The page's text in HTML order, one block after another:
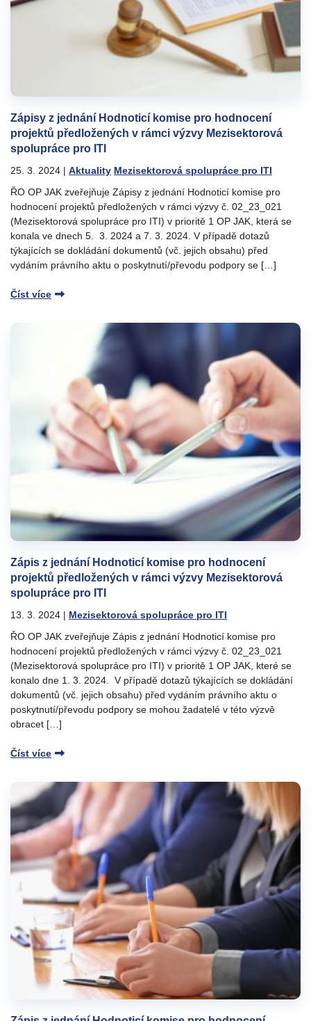
Zápisy z jednání Hodnoticí komise pro hodnocení
projektů předložených v rámci výzvy Mezisektorová
spolupráce pro ITI
25. 3. 2024 | Aktuality Mezisektorová spolupráce pro ITI
ŘO OP JAK zveřejňuje Zápisy z jednání Hodnoticí komise pro
hodnocení projektů předložených v rámci výzvy č. 02_23_021
(Mezisektorová spolupráce pro ITI) v prioritě 1 OP JAK, která se
konala ve dnech 5. 3. 2024 a 7. 3. 2024. V případě dotazů
týkajících se dokládání dokumentů (vč. jejich obsahu) před
vydáním právního aktu o poskytnutí/převodu podpory se […]
Číst více
Zápis z jednání Hodnoticí komise pro hodnocení
projektů předložených v rámci výzvy Mezisektorová
spolupráce pro ITI
13. 3. 2024 | Mezisektorová spolupráce pro ITI
ŘO OP JAK zveřejňuje Zápis z jednání Hodnoticí komise pro
hodnocení projektů předložených v rámci výzvy č. 02_23_021
(Mezisektorová spolupráce pro ITI) v prioritě 1 OP JAK, které se
konalo dne 1. 3. 2024. V případě dotazů týkajících se dokládání
dokumentů (vč. jejich obsahu) před vydáním právního aktu o
poskytnutí/převodu podpory se mohou žadatelé v této výzvě
obracet […]
Číst více